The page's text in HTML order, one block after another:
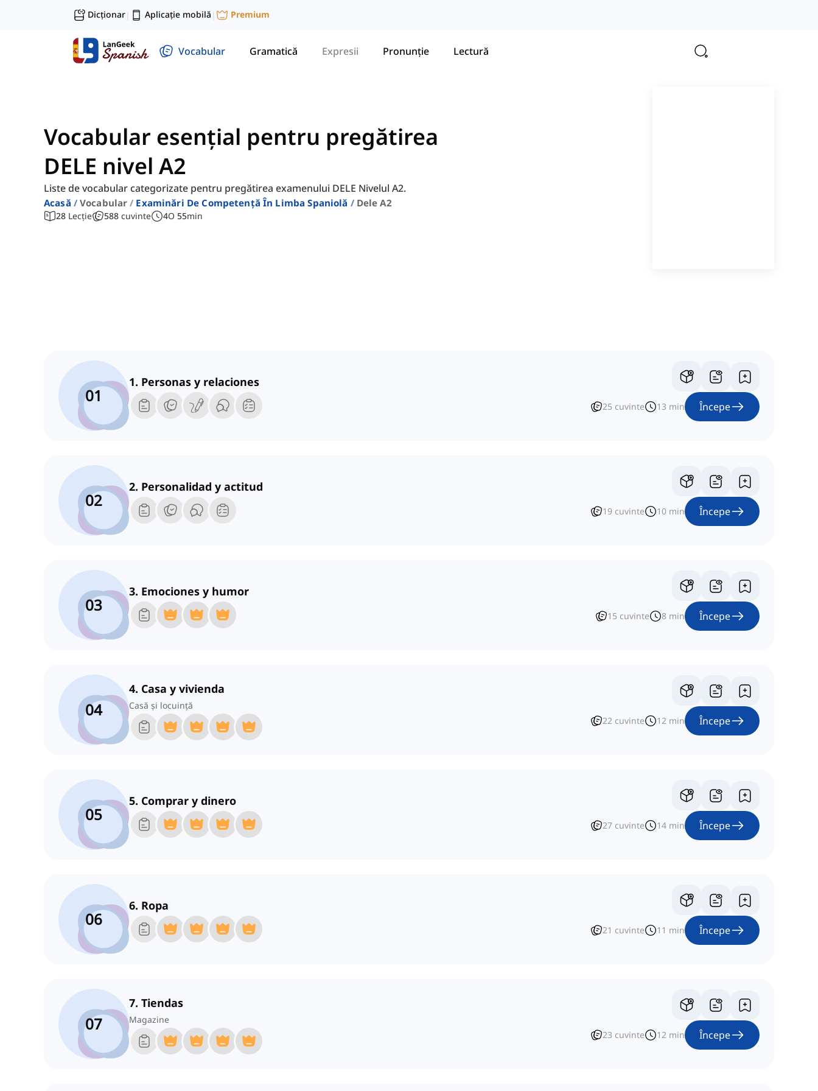
Dicționar| Aplicație mobilă | Premium
Vocabular Gramatică Expresii Pronunție Lectură
Vocabular esențial pentru pregătirea
DELE nivel A2
Liste de vocabular categorizate pentru pregătirea examenului DELE Nivelul A2.
Acasă Vocabular Examinări De Competență În Limba Spaniolă Dele A2
28 Lecție 588 cuvinte 4O 55min
01
1. Personas y relaciones
25 cuvinte 13 min Începe
02
2. Personalidad y actitud
19 cuvinte 10 min Începe
03
3. Emociones y humor
15 cuvinte 8 min Începe
04
4. Casa y vivienda
Casă și locuință
22 cuvinte 12 min Începe
05
5. Comprar y dinero
27 cuvinte 14 min Începe
06
6. Ropa
21 cuvinte 11 min Începe
07
7. Tiendas
Magazine
23 cuvinte 12 min Începe